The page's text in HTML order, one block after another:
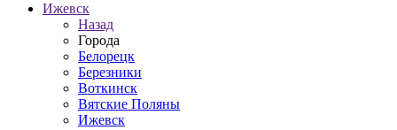
Ижевск
Назад
Города
Белорецк
Березники
Воткинск
Вятские Поляны
Ижевск